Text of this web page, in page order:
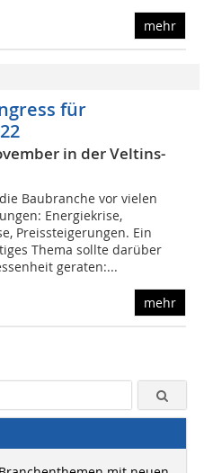
mehr
für
in der Veltins-
Baubranche vor vielen
Energiekrise,
Preissteigerungen. Ein
Thema sollte darüber
geraten:...
mehr